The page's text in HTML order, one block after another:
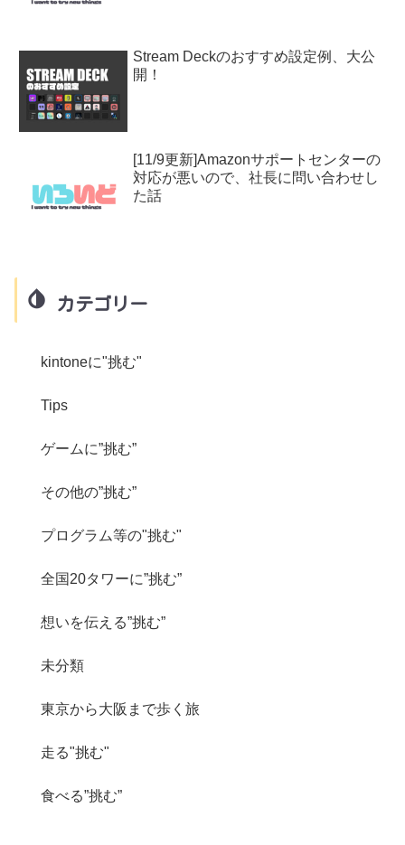
Stream Deckのおすすめ設定例、大公
開！
[11/9更新]Amazonサポートセンターの
対応が悪いので、社長に問い合わせし
た話
カテゴリー
kintoneに"挑む"
Tips
ゲームに”挑む”
その他の”挑む”
プログラム等の"挑む"
全国20タワーに”挑む”
想いを伝える”挑む”
未分類
東京から大阪まで歩く旅
走る"挑む"
食べる”挑む”